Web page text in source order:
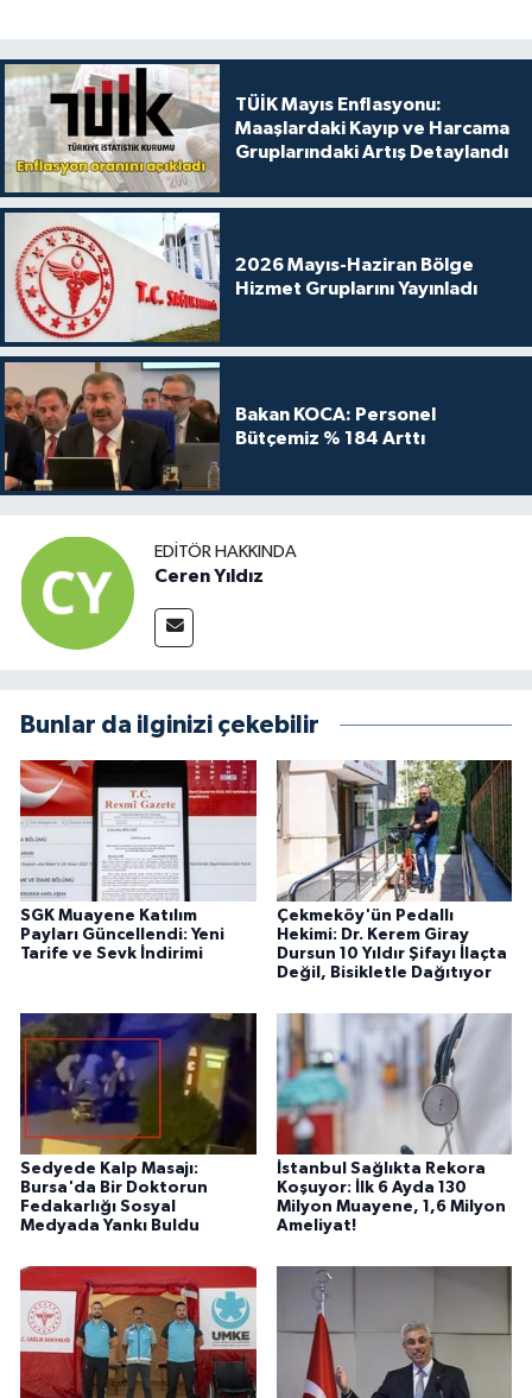
TÜİK Mayıs Enflasyonu:
Maaşlardaki Kayıp ve Harcama
Gruplarındaki Artış Detaylandı
2026 Mayıs-Haziran Bölge
Hizmet Gruplarını Yayınladı
Bakan KOCA: Personel
Bütçemiz % 184 Arttı
EDITÖR HAKKINDA
Ceren Yıldız
Bunlar da ilginizi çekebilir
SGK Muayene Katılım
Payları Güncellendi: Yeni
Tarife ve Sevk İndirimi
Çekmeköy'ün Pedallı
Hekimi: Dr. Kerem Giray
Dursun 10 Yıldır Şifayı İlaçta
Değil, Bisikletle Dağıtıyor
Sedyede Kalp Masajı:
Bursa'da Bir Doktorun
Fedakarlığı Sosyal
Medyada Yankı Buldu
İstanbul Sağlıkta Rekora
Koşuyor: İlk 6 Ayda 130
Milyon Muayene, 1,6 Milyon
Ameliyat!